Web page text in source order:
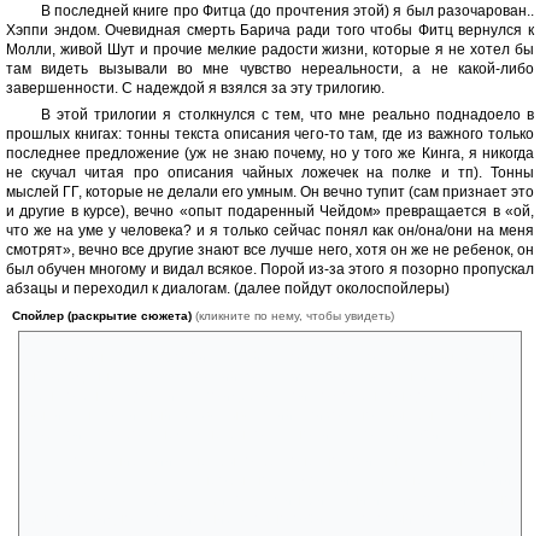
В последней книге про Фитца (до прочтения этой) я был разочарован..
Хэппи эндом. Очевидная смерть Барича ради того чтобы Фитц вернулся к
Молли, живой Шут и прочие мелкие радости жизни, которые я не хотел бы
там видеть вызывали во мне чувство нереальности, а не какой-либо
завершенности. С надеждой я взялся за эту трилогию.
В этой трилогии я столкнулся с тем, что мне реально поднадоело в
прошлых книгах: тонны текста описания чего-то там, где из важного только
последнее предложение (уж не знаю почему, но у того же Кинга, я никогда
не скучал читая про описания чайных ложечек на полке и тп). Тонны
мыслей ГГ, которые не делали его умным. Он вечно тупит (сам признает это
и другие в курсе), вечно «опыт подаренный Чейдом» превращается в «ой,
что же на уме у человека? и я только сейчас понял как он/она/они на меня
смотрят», вечно все другие знают все лучше него, хотя он же не ребенок, он
был обучен многому и видал всякое. Порой из-за этого я позорно пропускал
абзацы и переходил к диалогам. (далее пойдут околоспойлеры)
Спойлер (раскрытие сюжета) (кликните по нему, чтобы увидеть)